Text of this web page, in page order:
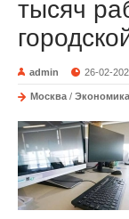
тысяч
admin 26-02-
Москва / Экономика